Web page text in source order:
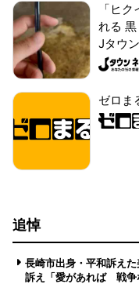
「ヒ
れる 黒
Jタウ
ゼロま
追悼
長崎市出身・平和訴え
訴え「愛があれば 戦争